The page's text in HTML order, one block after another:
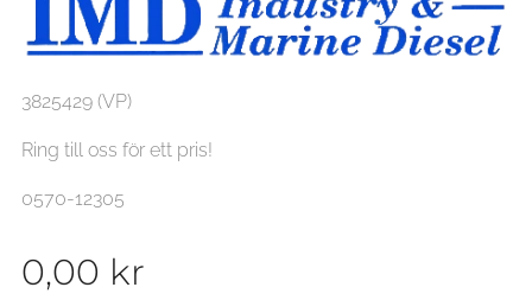
3825429 (VP)
Ring till oss för ett pris!
0570-12305
0,00 kr